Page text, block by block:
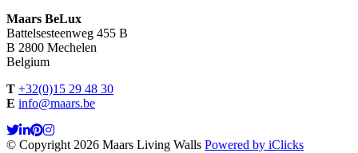
Maars BeLux
Battelsesteenweg 455 B
B 2800 Mechelen
Belgium
T +32(0)15 29 48 30
E info@maars.be
© Copyright 2026 Maars Living Walls Powered by iClicks